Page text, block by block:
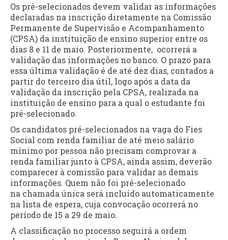
Os pré-selecionados devem validar as informações
declaradas na inscrição diretamente na Comissão
Permanente de Supervisão e Acompanhamento
(CPSA) da instituição de ensino superior entre os
dias 8 e 11 de maio. Posteriormente, ocorrerá a
validação das informações no banco. O prazo para
essa última validação é de até dez dias, contados a
partir do terceiro dia útil, logo após a data da
validação da inscrição pela CPSA, realizada na
instituição de ensino para a qual o estudante foi
pré-selecionado.
Os candidatos pré-selecionados na vaga do Fies
Social com renda familiar de até meio salário
mínimo por pessoa não precisam comprovar a
renda familiar junto à CPSA, ainda assim, deverão
comparecer à comissão para validar as demais
informações. Quem não foi pré-selecionado
na chamada única será incluído automaticamente
na lista de espera, cuja convocação ocorrerá no
período de 15 a 29 de maio.
A classificação no processo seguirá a ordem